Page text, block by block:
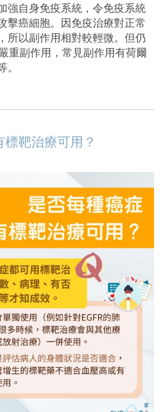
強自身免疫系統，令免疫系統
擊癌細胞。因免疫治療對正常
所以副作用相對較輕微。但仍
重副作用，常見副作用有荷爾
靶治療可用？